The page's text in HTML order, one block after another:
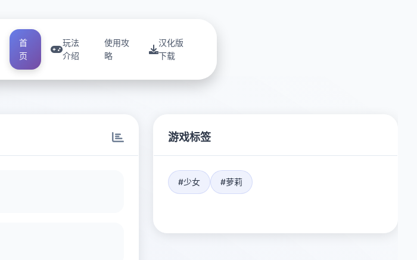
首
页
玩法
介绍
使用攻
略
汉化版
下载
游戏标签
#少女 #萝莉